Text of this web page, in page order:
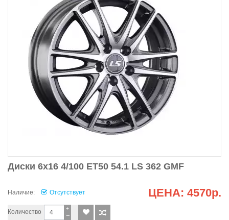
Диски 6x16 4/100 ET50 54.1 LS 362 GMF
Наличие: Отсутствует ЦЕНА: 4570р.
Количество −
+